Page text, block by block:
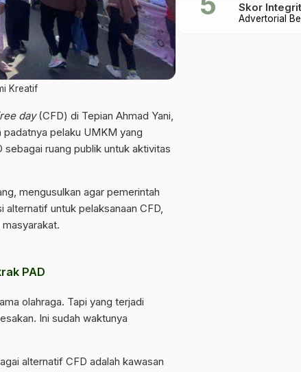
Kreatif
day(CFD) di Tepian Ahmad Yani,
pelaku UMKM yang
ruang publik untuk aktivitas
mengusulkan agar pemerintah
untuk pelaksanaan CFD,
PAD
olahraga. Tapi yang terjadi
Ini sudah waktunya
alternatif CFD adalah kawasan
Advertorial
Skor